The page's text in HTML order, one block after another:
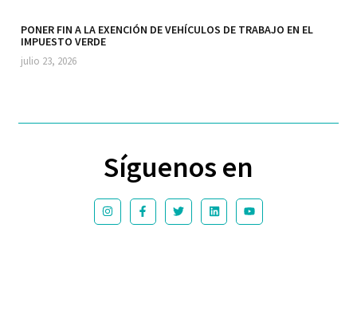
PONER FIN A LA EXENCIÓN DE VEHÍCULOS DE TRABAJO EN EL
IMPUESTO VERDE
julio 23, 2026
Síguenos en